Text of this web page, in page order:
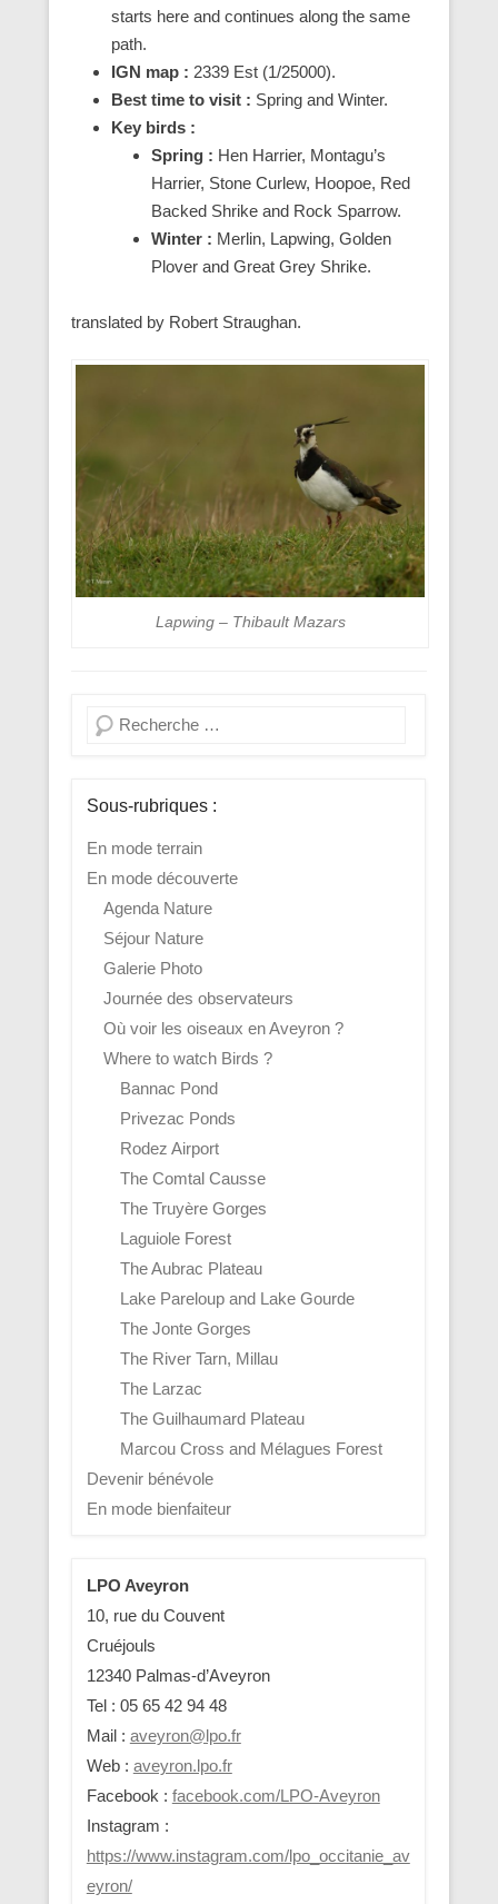
starts here and continues along the same
path.
IGN map : 2339 Est (1/25000).
Best time to visit : Spring and Winter.
Key birds :
Spring : Hen Harrier, Montagu’s
Harrier, Stone Curlew, Hoopoe, Red
Backed Shrike and Rock Sparrow.
Winter : Merlin, Lapwing, Golden
Plover and Great Grey Shrike.
translated by Robert Straughan.
Lapwing – Thibault Mazars
Recherche
Sous-rubriques :
En mode terrain
En mode découverte
Agenda Nature
Séjour Nature
Galerie Photo
Journée des observateurs
Où voir les oiseaux en Aveyron ?
Where to watch Birds ?
Bannac Pond
Privezac Ponds
Rodez Airport
The Comtal Causse
The Truyère Gorges
Laguiole Forest
The Aubrac Plateau
Lake Pareloup and Lake Gourde
The Jonte Gorges
The River Tarn, Millau
The Larzac
The Guilhaumard Plateau
Marcou Cross and Mélagues Forest
Devenir bénévole
En mode bienfaiteur
LPO Aveyron
10, rue du Couvent
Cruéjouls
12340 Palmas-d’Aveyron
Tel : 05 65 42 94 48
Mail : aveyron@lpo.fr
Web : aveyron.lpo.fr
Facebook : facebook.com/LPO-Aveyron
Instagram :
https://www.instagram.com/lpo_occitanie_av
eyron/